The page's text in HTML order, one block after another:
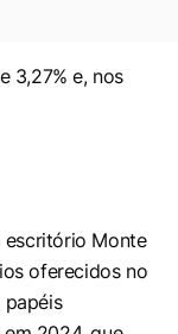
3,27% e, nos
escritório Monte
oferecidos no